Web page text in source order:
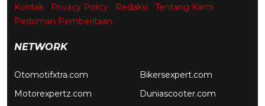
Kontak Privacy Policy Redaksi
Tentang Kami
Pedoman Pemberitaan
NETWORK
Otomotifxtra.com
Motorexpertz.com
Bikersexpert.com
Duniascooter.com